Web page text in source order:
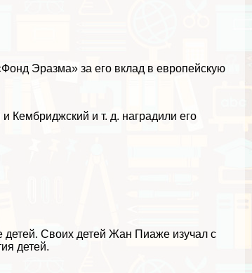
Эразма» за его вклад в европейскую
Кембриджский и т. д. наградили его
Своих детей Жан Пиаже изучал с
детей.